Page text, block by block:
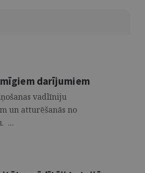
darījumiem
vadlīniju
un atturēšanās no
...